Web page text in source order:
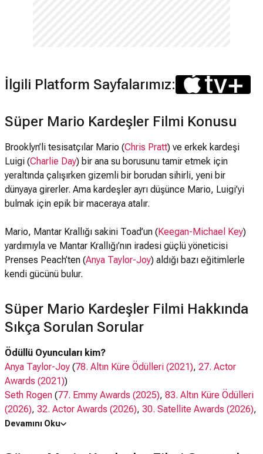
İlgili Platform Sayfalarımız:
Süper Mario Kardeşler Filmi Konusu
Brooklyn’li tesisatçılar Mario (Chris Pratt) ve erkek kardeşi
Luigi (Charlie Day) bir ana su borusunu tamir etmek için
yeraltında çalışırken gizemli bir borudan sihirli, yeni bir
dünyaya girerler. Ama kardeşler ayrı düşünce Mario, Luigi’yi
bulmak için epik bir maceraya atalır.
Mario, Mantar Krallığı sakini Toad’un (Keegan-Michael Key)
yardımıyla ve Mantar Krallığı’nın iradesi güçlü yöneticisi
Prenses Peach’ten (Anya Taylor-Joy) aldığı bazı eğitimlerle
kendi gücünü bulur.
Süper Mario Kardeşler Filmi Hakkında
Sıkça Sorulan Sorular
Ödüllü Oyuncuları kim?
Anya Taylor-Joy (78. Altın Küre Ödülleri (2021), 27. Actor
Awards (2021))
Seth Rogen (77. Emmy Awards (2025), 83. Altın Küre Ödülleri
(2026), 32. Actor Awards (2026), 30. Satellite Awards (2026),
5. Astra TV Awards (2025)
Devamını Oku